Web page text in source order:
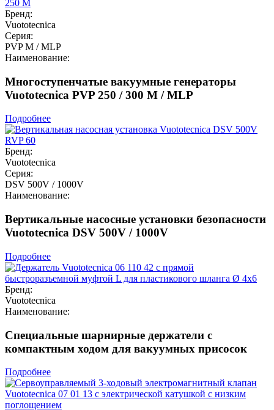
Бренд:
Vuototecnica
Серия:
PVP M / MLP
Наименование:
Многоступенчатые вакуумные генераторы
Vuototecnica PVP 250 / 300 M / MLP
Подробнее
Бренд:
Vuototecnica
Серия:
DSV 500V / 1000V
Наименование:
Вертикальные насосные установки безопасности
Vuototecnica DSV 500V / 1000V
Подробнее
Бренд:
Vuototecnica
Наименование:
Специальные шарнирные держатели с
компактным ходом для вакуумных присосок
Подробнее